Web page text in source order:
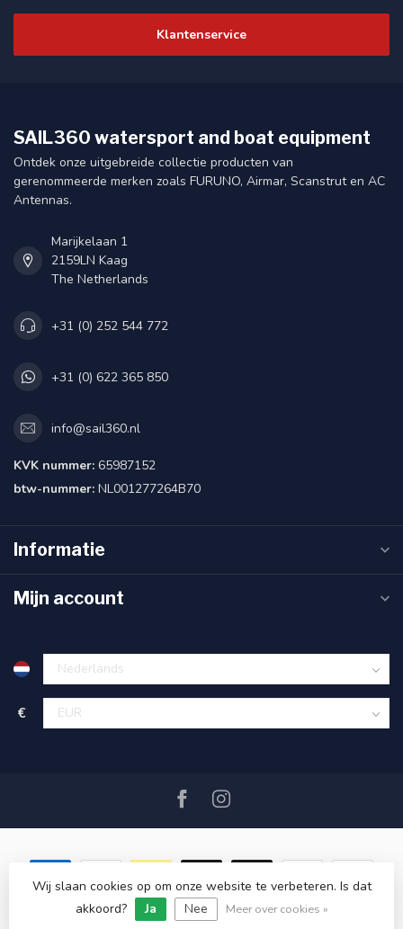
Klantenservice
SAIL360 watersport and boat equipment
Ontdek onze uitgebreide collectie producten van
gerenommeerde merken zoals FURUNO, Airmar, Scanstrut en AC
Antennas.
Marijkelaan 1
2159LN Kaag
The Netherlands
+31 (0) 252 544 772
+31 (0) 622 365 850
info@sail360.nl
KVK nummer: 65987152
btw-nummer: NL001277264B70
Informatie
Mijn account
€
© Copyright 2026 SAIL360 watersport and boat equipment
Wij slaan cookies op om onze website te verbeteren. Is dat
akkoord?
Ja Nee Meer over cookies »